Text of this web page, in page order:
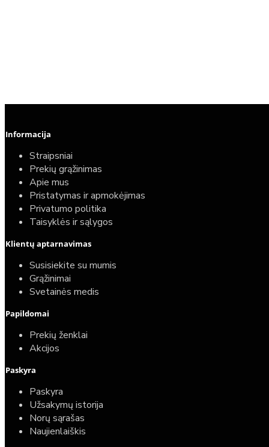
Informacija
Straipsniai
Prekių grąžinimas
Apie mus
Pristatymas ir apmokėjimas
Privatumo politika
Taisyklės ir sąlygos
Klientų aptarnavimas
Susisiekite su mumis
Grąžinimai
Svetainės medis
Papildomai
Prekių ženklai
Akcijos
Paskyra
Paskyra
Užsakymų istorija
Norų sąrašas
Naujienlaiškis